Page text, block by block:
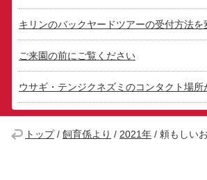
キリンのバックヤードツアーの受付方法を
ご来園の前にご覧ください
ウサギ・テンジクネズミのコンタクト場所
トップ/ 飼育係より / 2021年 / 頼もしい